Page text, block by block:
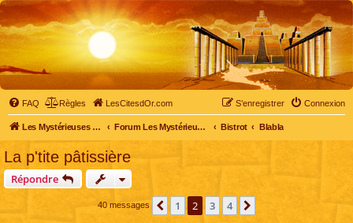
FAQ Règles LesCitesdOr.com Connexion
S’enregistrer
Les Mystérieuses Cités d'Or - LesCitesdOr.com Forum Les Mystérieuses Cités d'Or Bistrot Blabla
La p'tite pâtissière
Répondre
40 messages Précédente
1 2 3 4